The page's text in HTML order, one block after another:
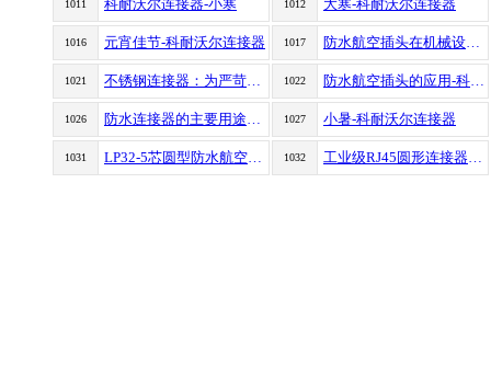
1011 科耐沃尔连接器-小寒 1012 大寒-科耐沃尔连接器
1016 元宵佳节-科耐沃尔连接器 1017 防水航空插头在机械设备上的应用
1021 不锈钢连接器：为严苛环境而生的工业脊梁 1022 防水航空插头的应用-科耐沃尔
1026 防水连接器的主要用途与应用领域全解析 1027 小暑-科耐沃尔连接器
1031 LP32-5芯圆型防水航空插头电源连接器（压接款） 1032 工业级RJ45圆形连接器：凌科LP24系列户外/船舶/基站应用解析